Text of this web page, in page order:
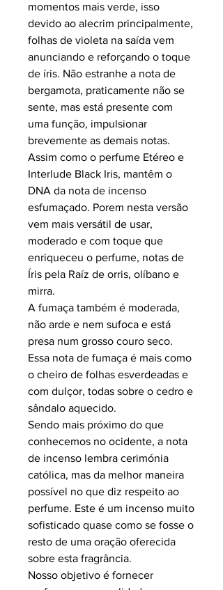
momentos mais verde, isso
devido ao alecrim principalmente,
folhas de violeta na saída vem
anunciando e reforçando o toque
de íris. Não estranhe a nota de
bergamota, praticamente não se
sente, mas está presente com
uma função, impulsionar
brevemente as demais notas.
Assim como o perfume Etéreo e
Interlude Black Iris, mantêm o
DNA da nota de incenso
esfumaçado. Porem nesta versão
vem mais versátil de usar,
moderado e com toque que
enriqueceu o perfume, notas de
Íris pela Raíz de orris, olíbano e
mirra.
A fumaça também é moderada,
não arde e nem sufoca e está
presa num grosso couro seco.
Essa nota de fumaça é mais como
o cheiro de folhas esverdeadas e
com dulçor, todas sobre o cedro e
sândalo aquecido.
Sendo mais próximo do que
conhecemos no ocidente, a nota
de incenso lembra cerimónia
católica, mas da melhor maneira
possível no que diz respeito ao
perfume. Este é um incenso muito
sofisticado quase como se fosse o
resto de uma oração oferecida
sobre esta fragrância.
Nosso objetivo é fornecer